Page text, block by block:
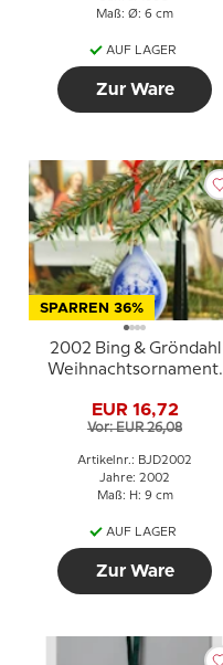
Maß: Ø: 6 cm
AUF LAGER
Zur Ware
SPARREN 36%
2002 Bing & Gröndahl
Weihnachtsornament,
EUR 16,72
Vor: EUR 26,08
Artikelnr.: BJD2002
Jahre: 2002
Maß: H: 9 cm
AUF LAGER
Zur Ware